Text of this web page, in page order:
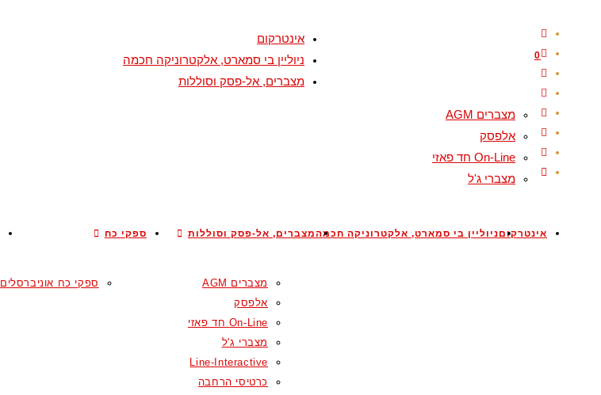
content
0
אינטרקוםניוליין בי סמארט, אלקטרוניקה חכמהמצברים, אל-פסק וסוללות
מצברים AGM
אלפסק
On-Line חד פאזי
מצברי ג'ל
Line-Interactive
כרטיסי הרחבה
ספקי כח
ספקי כח אוניברסלים
אינטרקום
ניוליין בי סמארט, אלקטרוניקה חכמה
מצברים, אל-פסק וסוללות
מצברים AGM
אלפסק
On-Line חד פאזי
מצברי ג'ל